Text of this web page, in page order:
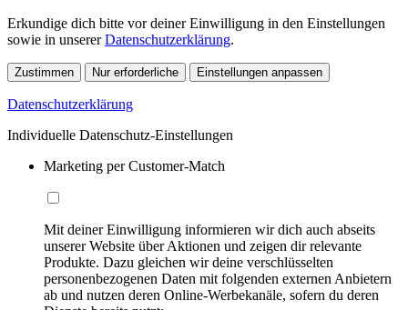
Erkundige dich bitte vor deiner Einwilligung in den Einstellungen
sowie in unsererDatenschutzerklärung.
Zustimmen Nur erforderliche Einstellungen anpassen
Datenschutzerklärung
Individuelle Datenschutz-Einstellungen
Marketing per Customer-Match
Mit deiner Einwilligung informieren wir dich auch abseits
unserer Website über Aktionen und zeigen dir relevante
Produkte. Dazu gleichen wir deine verschlüsselten
personenbezogenen Daten mit folgenden externen Anbietern
ab und nutzen deren Online-Werbekanäle, sofern du deren